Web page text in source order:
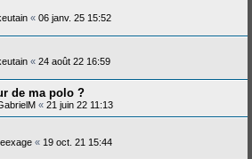
« 06 janv. 25 15:52
« 24 août 22 16:59
de ma polo ?
« 21 juin 22 11:13
« 19 oct. 21 15:44